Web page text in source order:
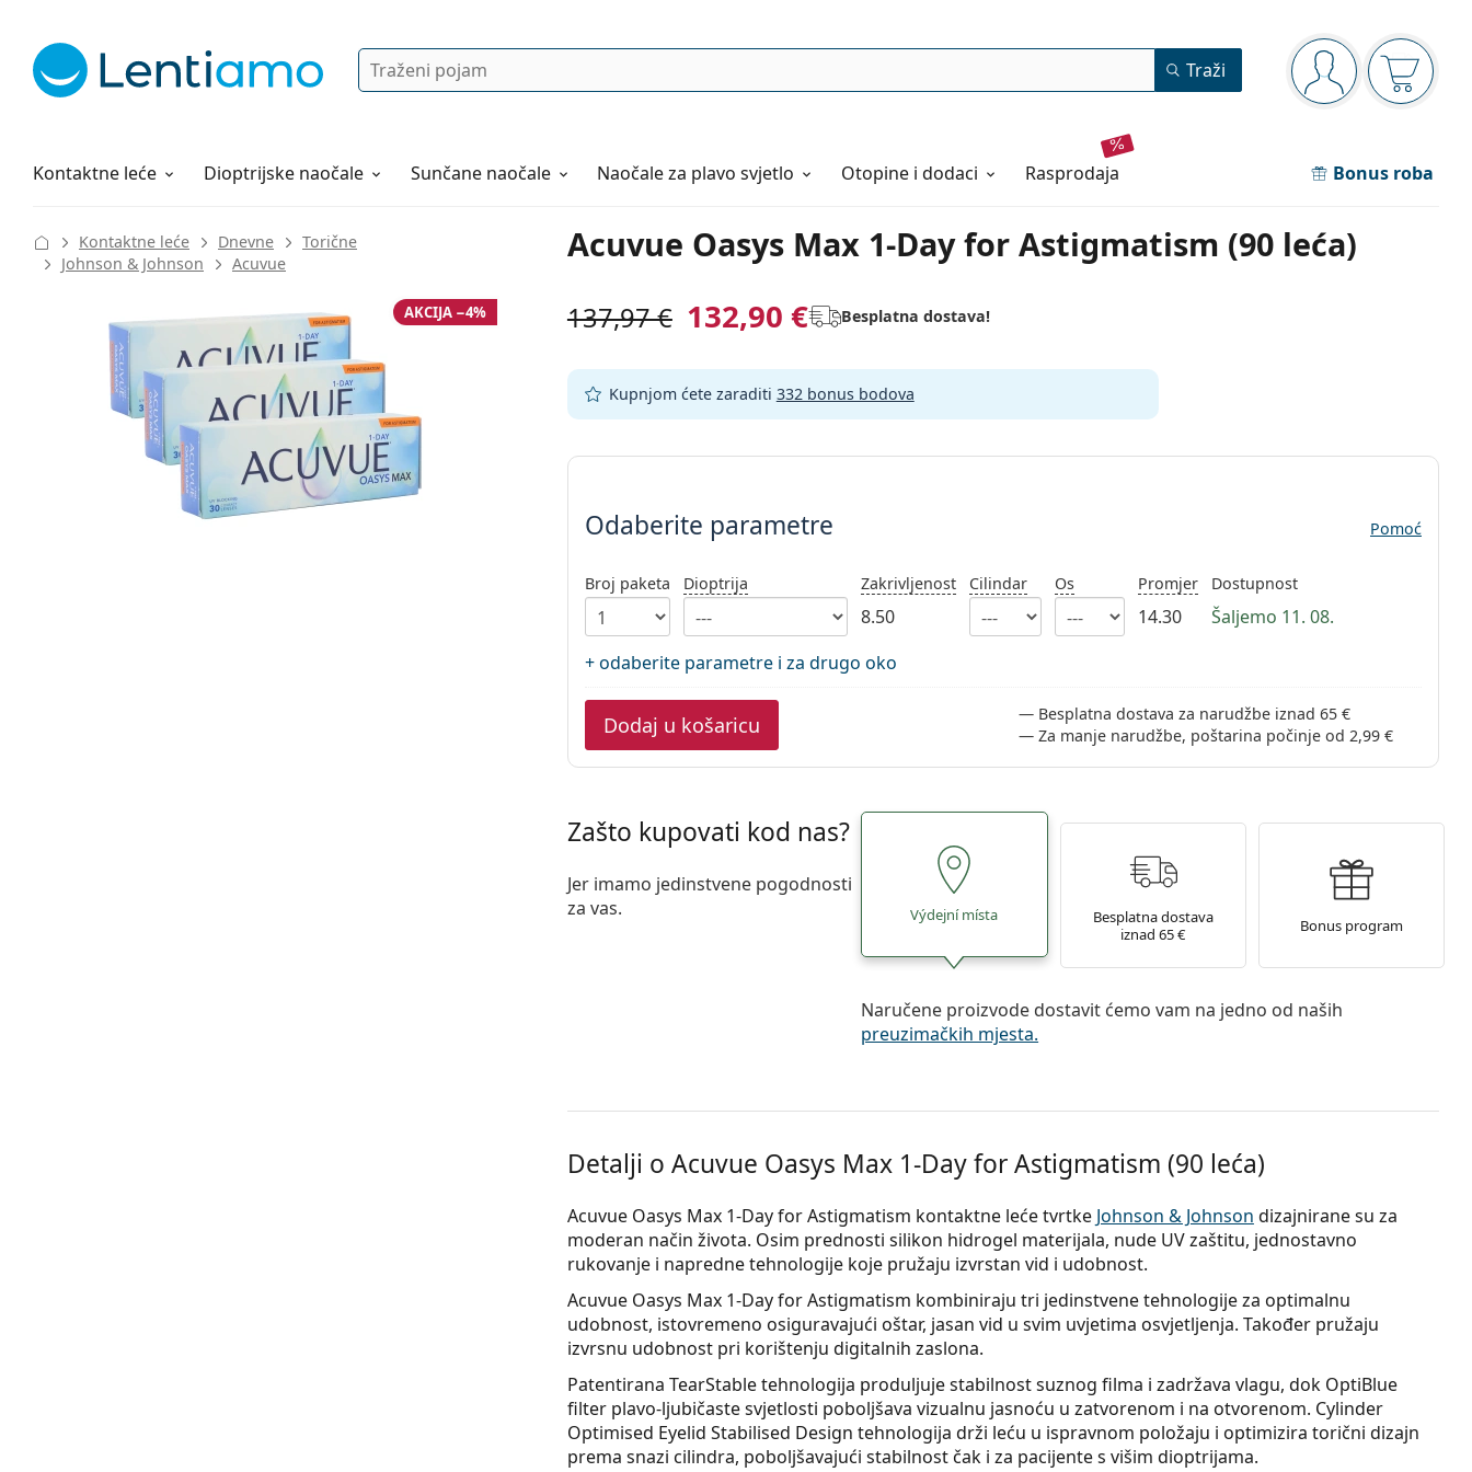
Navigacijska ploča
ste prijavljeni
Pretraga Traži
Kontaktne leće
Otopine za leće Dioptrijske naočale Sunčane naočale Naočaleza plavo svjetlo Otopine i dodaci rasprodaja Bonus roba
Sve o kupovini
Acuvue Oasys Max 1-Day for Astigmatism (90 leća)
Kontaktne leće Dnevne
Torične
Johnson & Johnson
Acuvue
AKCIJA −4% 137,97 € 132,90 € Besplatna dostava!
Kupnjom ćete zaraditi 332 bonus bodova
Odaberite parametre
Odaberite parametre Pomoć
Broj paketa Dioptrija Zakrivljenost
8.50
Cilindar Os Promjer
14.30
Dostupnost
Šaljemo 11. 08.
+ odaberite parametre i za drugo oko
Dodaj u košaricu
Besplatna dostava za narudžbe iznad 65 €
Za manje narudžbe, poštarina počinje od 2,99 €
Zašto kupovati kod nas?
Jer imamo jedinstvene pogodnosti
za vas.
Výdejní místa
Besplatna dostava
iznad 65 €
Bonus program
Naručene proizvode dostavit ćemo vam na jedno od naših
preuzimačkih mjesta.
Detalji o Acuvue Oasys Max 1-Day for Astigmatism (90 leća)
Acuvue Oasys Max 1-Day for Astigmatism kontaktne leće tvrtke Johnson & Johnson dizajnirane su za
moderan način života. Osim prednosti silikon hidrogel materijala, nude UV zaštitu, jednostavno
rukovanje i napredne tehnologije koje pružaju izvrstan vid i udobnost.
Acuvue Oasys Max 1-Day for Astigmatism kombiniraju tri jedinstvene tehnologije za optimalnu
udobnost, istovremeno osiguravajući oštar, jasan vid u svim uvjetima osvjetljenja. Također pružaju
izvrsnu udobnost pri korištenju digitalnih zaslona.
Patentirana TearStable tehnologija produljuje stabilnost suznog filma i zadržava vlagu, dok OptiBlue
filter plavo-ljubičaste svjetlosti poboljšava vizualnu jasnoću u zatvorenom i na otvorenom. Cylinder
Optimised Eyelid Stabilised Design tehnologija drži leću u ispravnom položaju i optimizira torični dizajn
prema snazi cilindra, poboljšavajući stabilnost čak i za pacijente s višim dioptrijama.